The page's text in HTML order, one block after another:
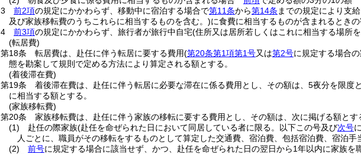
3
前2項の規定にかかわらず、移動中に宿泊する場合で第11条から第14条 までの規定により支
及び家族移転費のうちこれらに相当するものを含む。)に食費に相当するものが含まれるときの
4
前3項の規定にかかわらず、旅行者が旅行中自宅(住所又は居所若しくはこれに相当する場所
(転居費)
第18条
転居費は、赴任に伴う転居に要する費用(第20条第1項第1号又は第2号に規定する場合
態を勘案して規則で定める方法により算定される額とする。
(着後滞在費)
第19条
着後滞在費は、赴任に伴う転居に必要な滞在に係る費用とし、その額は、5夜分を限
に相当する額とする。
(家族移転費)
第20条
家族移転費は、赴任に伴う家族の移転に要する費用とし、その額は、次に掲げる額とす
(1)
赴任の際家族(赴任を命ぜられた日において同居している者に限る。以下この号及び次号
人ごとに、職員がその移転をするものとして算定した交通費、宿泊費、包括宿泊費、宿泊
(2)
前号に規定する場合に該当せず、かつ、赴任を命ぜられた日の翌日から1年以内に家族を